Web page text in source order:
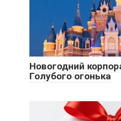
Новогодний
Голубого огонька